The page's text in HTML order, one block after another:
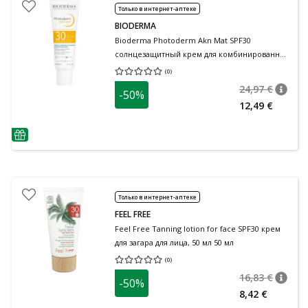
nõuanne
Только в интернет-аптеке
BIODERMA
Bioderma Photoderm Akn Mat SPF30
солнцезащитный крем для комбинированной
кожи, 40 мл 40 мл
(0)
Средняя оценка 0.00
-50% 24,97 €
12,49 €
Только в интернет-аптеке
FEEL FREE
Feel Free Tanning lotion for face SPF30 крем
для загара для лица, 50 мл 50 мл
(0)
Средняя оценка 0.00
-50% 16,83 €
8,42 €